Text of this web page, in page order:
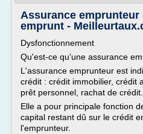
Assurance emprunteur
emprunt -
Dysfonctionnement
Qu'est-ce qu'une assurance
L'assurance emprunteur est
crédit : crédit immobilier, crédit
prêt personnel, rachat de crédit.
Elle a pour principale fonction
capital restant dû sur le crédit
l'emprunteur.